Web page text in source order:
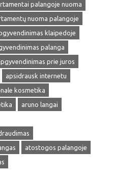
palangoje nuoma
nuoma palangoje
klaipedoje
palanga
prie juros
apsidrausk internetu
kosmetika
aruno langai
atostogos palangoje